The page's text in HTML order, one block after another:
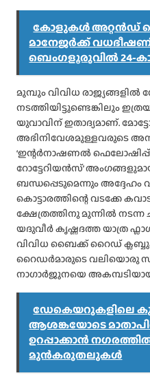
കോളുകൾ അറ്റൻഡ്
മാനേജർക്ക്
ബെംഗളൂരുവിൽ 24-
മുമ്പും വിവിധ
നടത്തിയിട്ടുണ്ടെങ്കിലും
യുവാവിന് ഇതാദ്യമാണ്.
അഭിനിവേശമുള്ളവരുടെ
‘ഇന്റർനാഷണൽ
റോട്ടേറിയൻസ്’
ബന്ധപ്പെടുമെന്നും അദ്ദേഹം
കൊട്ടാരത്തിന്റെ വടക്കേ
ക്ഷേത്രത്തിനു മുന്നിൽ
യദുവീർ കൃഷ്ണദത്ത യാത്ര
വിവിധ ബൈക്ക് റൈഡ്
റൈഡർമാരുടെ വലിയൊരു
നാഗാർജുനയെ
ഡേകെയറുകളിലെ
ആശങ്കയോടെ
ഉറപ്പാക്കാൻ
മുൻകരുതലുകൾ